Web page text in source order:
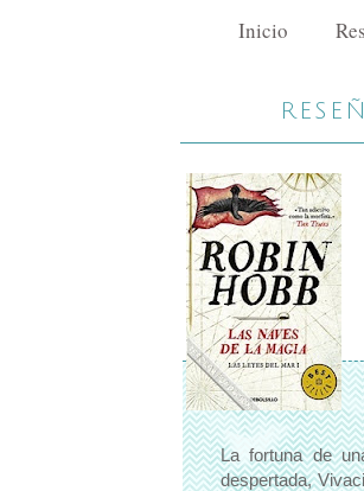
Inicio
La fortuna de
despertada,